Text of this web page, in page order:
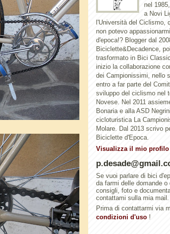
nel
a Novi
l'Università del Ciclismo,
non potevo
d'epoca!? Blogger dal
Biciclette&Decadence,
trasformato in Bici
inizio la collaborazione
dei Campionissimi, nello
entro a far parte del
sviluppo del ciclismo nel
Novese. Nel 2011
Bonaria e alla ASD
cicloturistica La
Molare. Dal 2013 scrivo
Biciclette d'Epoca.
Visualizza il mio
Se vuoi parlare di bici
da farmi delle domande o
consigli, foto e
contattami sulla mia mail.
Prima di contattarmi via
condizioni d'uso !